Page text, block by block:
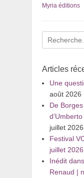
Myria éditions
Recherche
pour
Articles
Une
août 2026
De
juillet 2026
Festival
juillet 2026
Inédit
Renaud |